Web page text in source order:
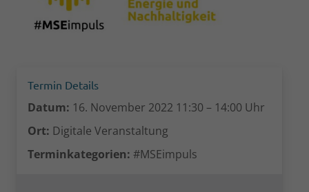
Termin Details
Datum: 16. November 2022 11:30 – 14:00 Uhr
Ort: Digitale Veranstaltung
Terminkategorien: #MSEimpuls